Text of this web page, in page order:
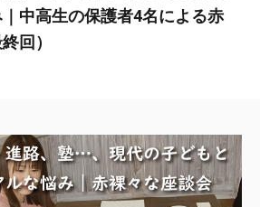
中高生の保護者4名による赤
回）